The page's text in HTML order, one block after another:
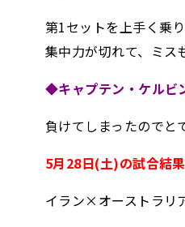
第1セットを上手く乗
集中力が切れて、ミス
◆キャプテン・ケルビ
負けてしまったのでと
5月28日(土)の試合結果
イラン×オーストラ